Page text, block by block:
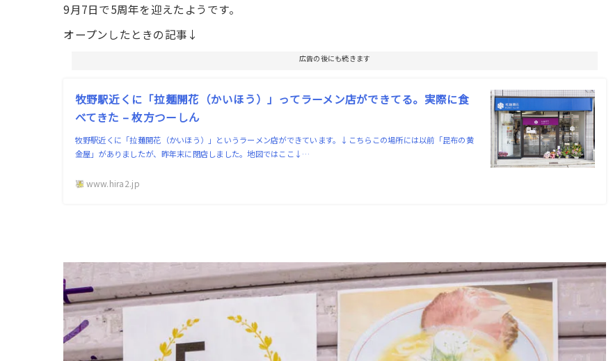
9月7日で5周年を迎えたようです。
オープンしたときの記事↓
広告の後にも続きます
牧野駅近くに「拉麺開花（かいほう）」ってラーメン店ができてる。実際に食
べてきた – 枚方つーしん
牧野駅近くに「拉麺開花（かいほう）」というラーメン店ができています。↓こちらこの場所には以前「昆布の黄
金屋」がありましたが、昨年末に閉店しました。地図ではここ↓…
www.hira2.jp